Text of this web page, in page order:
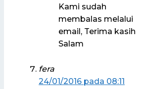
Kami sudah
membalas melalui
email, Terima kasih
Salam
fera
24/01/2016 pada 08:11